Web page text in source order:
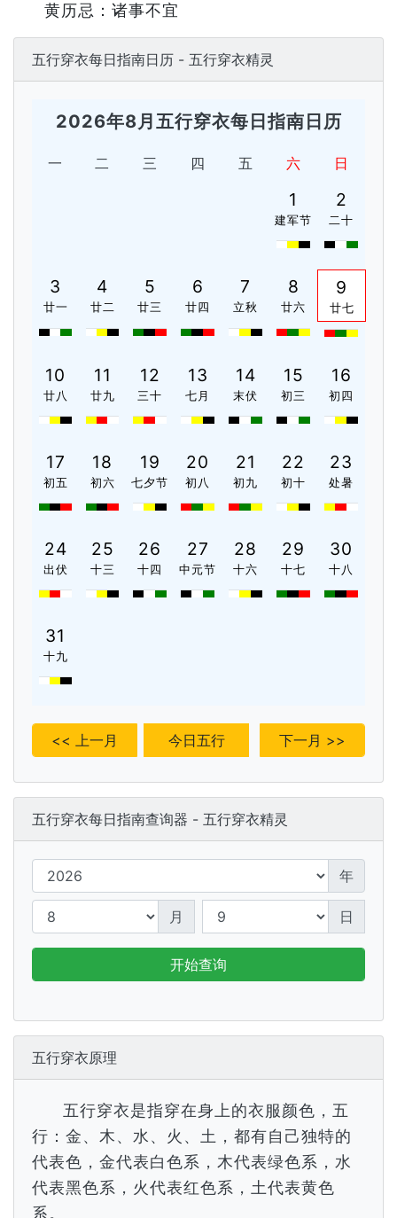
黄历忌：诸事不宜
五行穿衣每日指南日历 - 五行穿衣精灵
2026年8月五行穿衣每日指南日历
一 二 三 四 五 六 日
1
建军节
2
二十
3
廿一
4
廿二
5
廿三
6
廿四
7
立秋
8
廿六
9
廿七
10
廿八
11
廿九
12
三十
13
七月
14
末伏
15
初三
16
初四
17
初五
18
初六
19
七夕节
20
初八
21
初九
22
初十
23
处暑
24
出伏
25
十三
26
十四
27
中元节
28
十六
29
十七
30
十八
31
十九
<< 上一月 今日五行 下一月 >>
五行穿衣每日指南查询器 - 五行穿衣精灵
年
月 日
开始查询
五行穿衣原理
五行穿衣是指穿在身上的衣服颜色，五
行：金、木、水、火、土，都有自己独特的
代表色，金代表白色系，木代表绿色系，水
代表黑色系，火代表红色系，土代表黄色
系。